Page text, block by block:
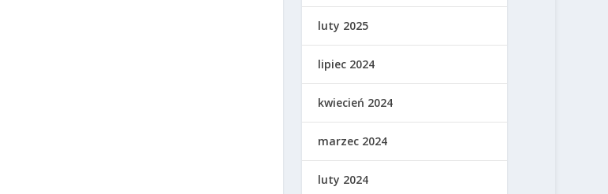
luty 2025
lipiec 2024
kwiecień 2024
marzec 2024
luty 2024